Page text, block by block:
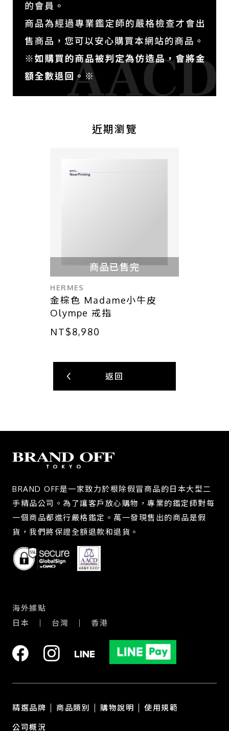
近期瀏覽
商品已售完
HERMES
金棕色 Madame小牛皮
Olympe 戒指
NT$8,980
返回
BRAND OFF是一家致力於根除假冒商品的日本大型二
手精品公司。為了讓客戶放心購物，專業的鑑定師對每
一個商品都進行嚴格鑑定。萬一發現售出的商品是假
貨，我們將保證全額退款和退貨。
海外據點
日本
台灣 香港
精選品牌 商品類別 購物說明
使用規範
公司概況